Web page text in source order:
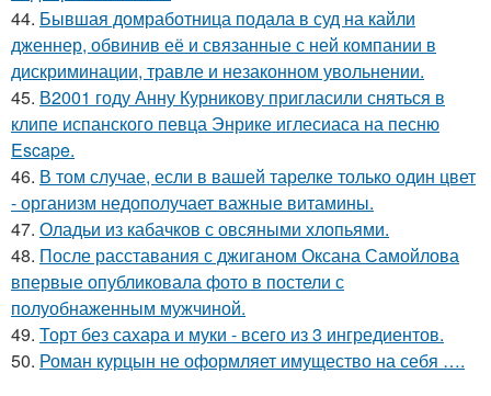
44. Бывшая домработница подала в суд на кайли
дженнер, обвинив её и связанные с ней компании в
дискриминации, травле и незаконном увольнении.
45. В2001 году Анну Курникову пригласили сняться в
клипе испанского певца Энрике иглесиаса на песню
Escape.
46. В том случае, если в вашей тарелке только один цвет
- организм недополучает важные витамины.
47. Оладьи из кабачков с овсяными хлопьями.
48. После расставания с джиганом Оксана Самойлова
впервые опубликовала фото в постели с
полуобнаженным мужчиной.
49. Торт без сахара и муки - всего из 3 ингредиентов.
50. Роман курцын не оформляет имущество на себя ….